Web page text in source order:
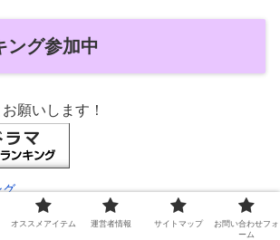
ング参加中
願いします！
グ
オススメアイテム 運営者情報 サイトマップ
お問い合わせフォ
ーム